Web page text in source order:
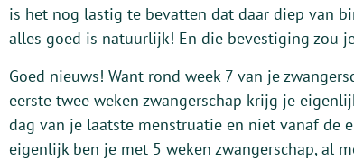
is het nog lastig te bevatten dat daar diep van
alles goed is natuurlijk! En die bevestiging zou
Goed nieuws! Want rond week 7 van je
eerste twee weken zwangerschap krijg je
dag van je laatste menstruatie en niet vanaf de
eigenlijk ben je met 5 weken zwangerschap, al